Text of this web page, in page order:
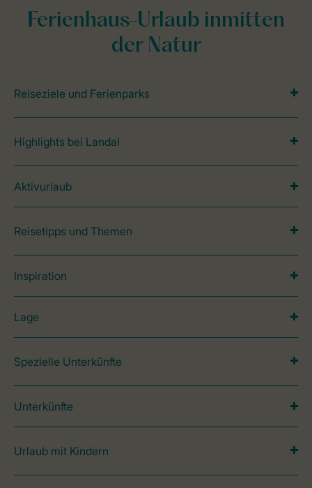
Ferienhaus-Urlaub inmitten
der Natur
Reiseziele und Ferienparks
Highlights bei Landal
Aktivurlaub
Reisetipps und Themen
Inspiration
Lage
Spezielle Unterkünfte
Unterkünfte
Urlaub mit Kindern